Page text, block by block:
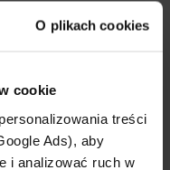
O plikach cookies
cookie
treści
Ads), aby
i analizować ruch w
reakcji